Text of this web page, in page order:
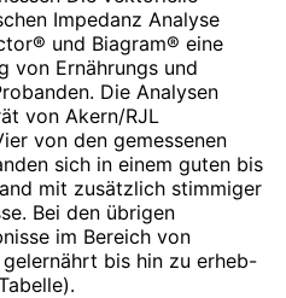
Impedanz Analyse
und Biagram® eine
von Ernährungs und
Die Analysen
von Akern/RJL
von den gemessenen
sich in einem guten bis
mit zusätzlich stimmiger
Bei den übrigen
im Bereich von
bis hin zu erheb-